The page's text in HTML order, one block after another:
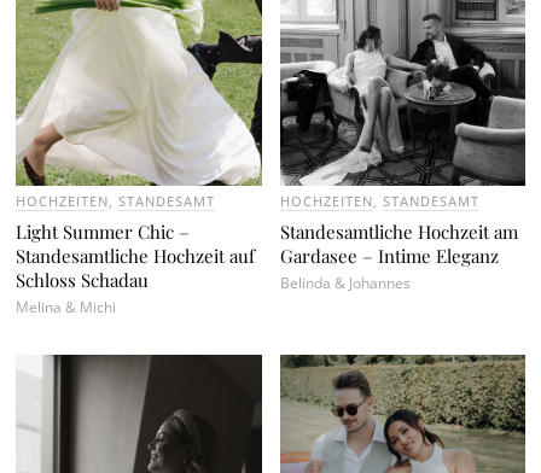
HOCHZEITEN ,STANDESAMT
Light Summer Chic –
Standesamtliche Hochzeit auf
Schloss Schadau
Melina & Michi
HOCHZEITEN STANDESAMT
Standesamtliche Hochzeit am
Gardasee – Intime Eleganz
Belinda & Johannes